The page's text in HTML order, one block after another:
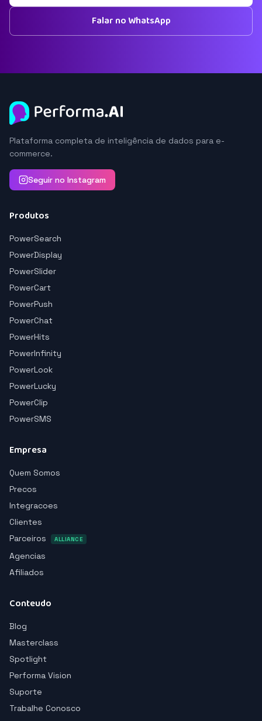
Falar no WhatsApp
Plataforma completa de inteligência de dados para e-
commerce.
Seguir no Instagram
Produtos
PowerSearch
PowerDisplay
PowerSlider
PowerCart
PowerPush
PowerChat
PowerHits
PowerInfinity
PowerLook
PowerLucky
PowerClip
PowerSMS
Empresa
Quem Somos
Precos
Integracoes
Clientes
Parceiros
ALLIANCE
Agencias
Afiliados
Conteudo
Blog
Masterclass
Spotlight
Performa Vision
Suporte
Trabalhe Conosco